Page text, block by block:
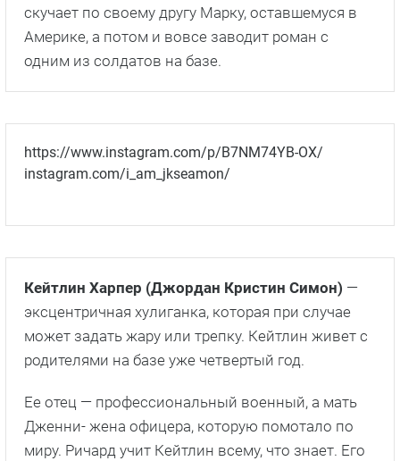
скучает по своему другу Марку, оставшемуся в
Америке, а потом и вовсе заводит роман с
одним из солдатов на базе.
https://www.instagram.com/p/B7NM74YB-OX/
instagram.com/i_am_jkseamon/
Кейтлин Харпер (Джордан Кристин Симон) —
эксцентричная хулиганка, которая при случае
может задать жару или трепку. Кейтлин живет с
родителями на базе уже четвертый год.
Ее отец — профессиональный военный, а мать
Дженни- жена офицера, которую помотало по
миру. Ричард учит Кейтлин всему, что знает. Его